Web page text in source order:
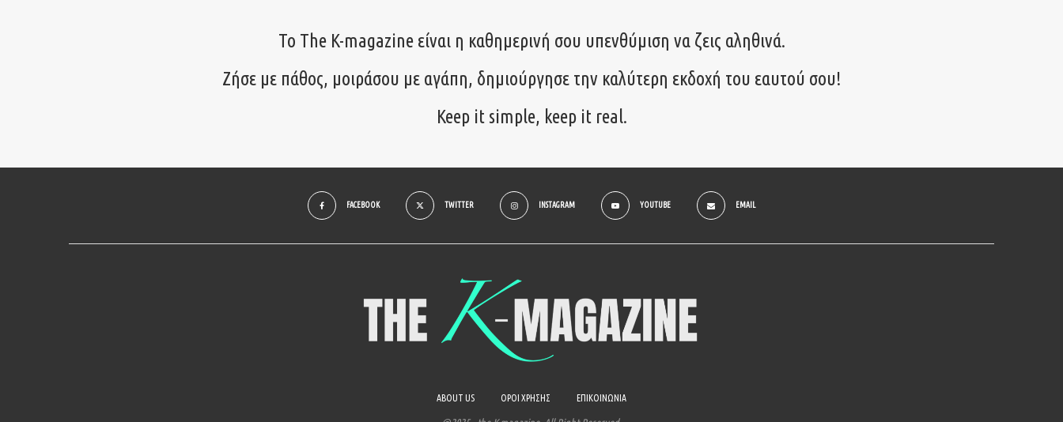
Το The K-magazine είναι η καθημερινή σου υπενθύμιση να ζεις αληθινά.
Ζήσε με πάθος, μοιράσου με αγάπη, δημιούργησε την καλύτερη εκδοχή του εαυτού σου!
Keep it simple, keep it real.
FACEBOOK TWITTER INSTAGRAM YOUTUBE EMAIL
ABOUT US ΟΡΟΙ ΧΡΗΣΗΣ ΕΠΙΚΟΙΝΩΝΙΑ